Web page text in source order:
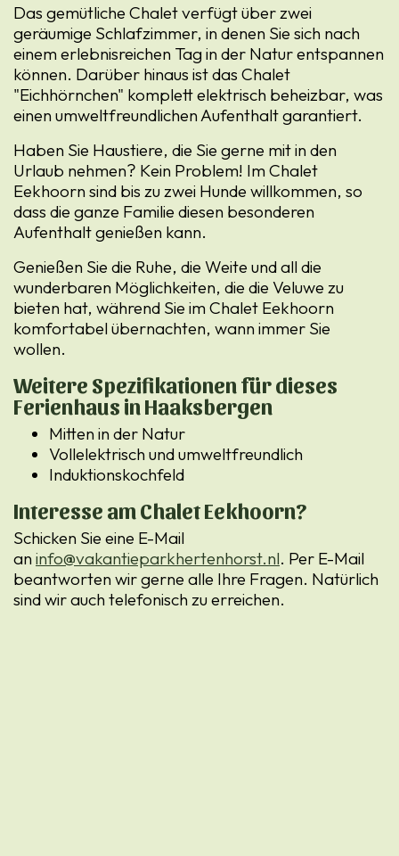
Das gemütliche Chalet verfügt über zwei
geräumige Schlafzimmer, in denen Sie sich nach
einem erlebnisreichen Tag in der Natur entspannen
können. Darüber hinaus ist das Chalet
"Eichhörnchen" komplett elektrisch beheizbar, was
einen umweltfreundlichen Aufenthalt garantiert.
Haben Sie Haustiere, die Sie gerne mit in den
Urlaub nehmen? Kein Problem! Im Chalet
Eekhoorn sind bis zu zwei Hunde willkommen, so
dass die ganze Familie diesen besonderen
Aufenthalt genießen kann.
Genießen Sie die Ruhe, die Weite und all die
wunderbaren Möglichkeiten, die die Veluwe zu
bieten hat, während Sie im Chalet Eekhoorn
komfortabel übernachten, wann immer Sie
wollen.
Weitere Spezifikationen für dieses
Ferienhaus in Haaksbergen
Mitten in der Natur
Vollelektrisch und umweltfreundlich
Induktionskochfeld
Interesse am Chalet Eekhoorn?
Schicken Sie eine E-Mail
an info@vakantieparkhertenhorst.nl. Per E-Mail
beantworten wir gerne alle Ihre Fragen. Natürlich
sind wir auch telefonisch zu erreichen.